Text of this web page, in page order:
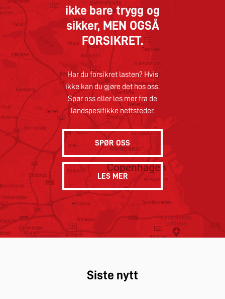
ikke bare trygg og
sikker, MEN OGSÅ
FORSIKRET.
Har du forsikret lasten? Hvis
ikke kan du gjøre det hos oss.
Spør oss eller les mer fra de
landspesifikke nettsteder.
SPØR OSS
LES MER
Siste nytt